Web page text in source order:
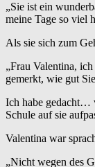
„Sie ist ein
meine Tage so viel
Als sie sich zum
„Frau Valentina,
gemerkt, wie gut
Ich habe gedacht…
Schule auf sie
Valentina war
„Nicht wegen des